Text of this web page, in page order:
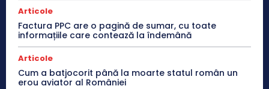
Articole
Factura PPC are o pagină de sumar, cu toate
informațiile care contează la îndemână
Articole
Cum a batjocorit până la moarte statul român un
erou aviator al României